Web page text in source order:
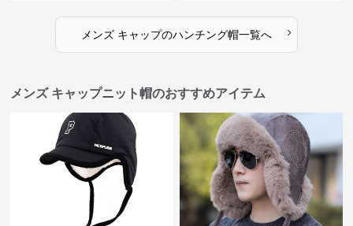
メンズ キャップのハンチング帽一覧へ ›
メンズ キャップニット帽のおすすめアイテム